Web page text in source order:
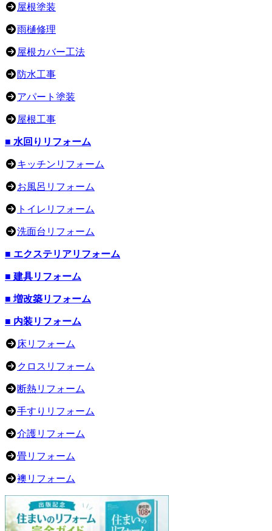
屋根塗装
雨樋修理
屋根カバー工法
防水工事
アパート塗装
屋根工事
■ 水回りリフォーム
キッチンリフォーム
お風呂リフォーム
トイレリフォーム
洗面台リフォーム
■ エクステリアリフォーム
■ 建具リフォーム
■ 増改築リフォーム
■ 内装リフォーム
床リフォーム
クロスリフォーム
断熱リフォーム
手すりリフォーム
介護リフォーム
畳リフォーム
襖リフォーム